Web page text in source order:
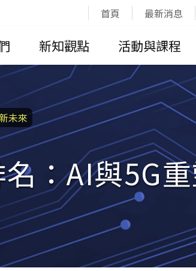
::: 首頁 最新消息
新知觀點 活動與課程
未來
：AI與5G